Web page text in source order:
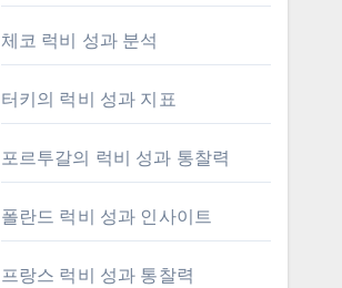
체코 럭비 성과 분석
터키의 럭비 성과 지표
포르투갈의 럭비 성과 통찰력
폴란드 럭비 성과 인사이트
프랑스 럭비 성과 통찰력